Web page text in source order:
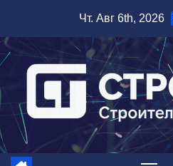
содержимому
Чт. Авг 6th, 2026